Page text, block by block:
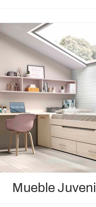
Mueble Juvenil